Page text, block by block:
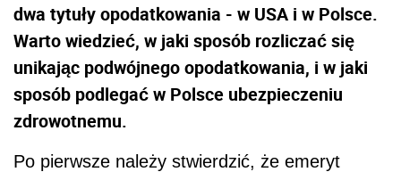
dwa tytuły opodatkowania - w USA i w Polsce.
Warto wiedzieć, w jaki sposób rozliczać się
unikając podwójnego opodatkowania, i w jaki
sposób podlegać w Polsce ubezpieczeniu
zdrowotnemu.
Po pierwsze należy stwierdzić, że emeryt